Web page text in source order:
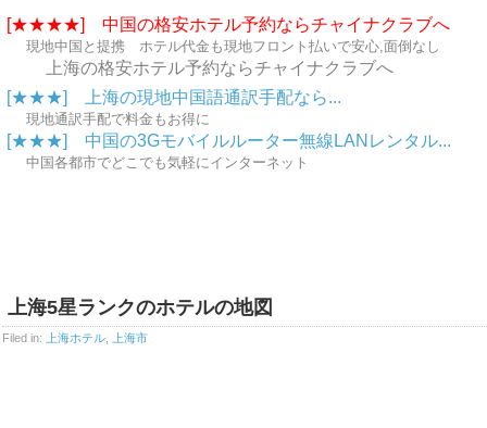
[★★★★] 中国の格安ホテル予約ならチャイナクラブへ
現地中国と提携 ホテル代金も現地フロント払いで安心,面倒なし
上海の格安ホテル予約ならチャイナクラブへ
[★★★] 上海の現地中国語通訳手配なら...
現地通訳手配で料金もお得に
[★★★] 中国の3Gモバイルルーター無線LANレンタル...
中国各都市でどこでも気軽にインターネット
上海5星ランクのホテルの地図
Filed in: 上海ホテル 上海市